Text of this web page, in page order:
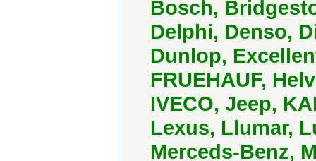
Bosch,
Delphi, Denso,
Dunlop,
FRUEHAUF,
IVECO, Jeep,
Lexus, Llumar,
Merceds-Benz,